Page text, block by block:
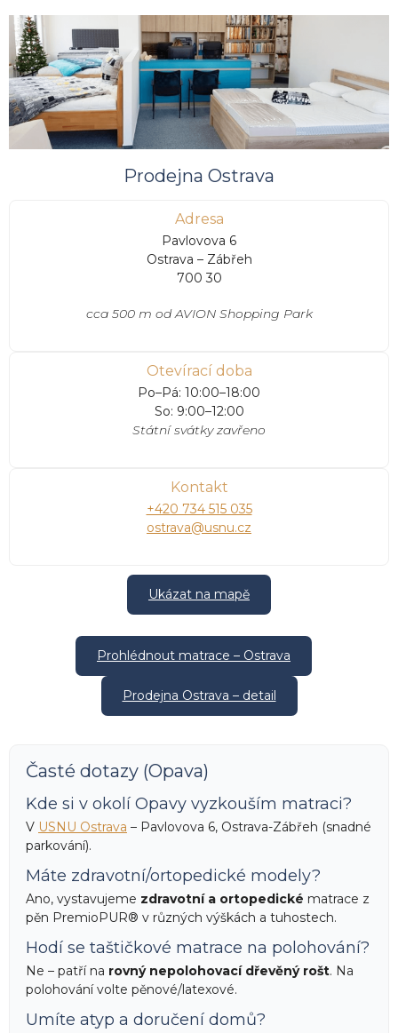
Prodejna Ostrava
Adresa
Pavlovova 6
Ostrava – Zábřeh
700 30
cca 500 m od AVION Shopping Park
Otevírací doba
Po–Pá: 10:00–18:00
So: 9:00–12:00
Státní svátky zavřeno
Kontakt
+420 734 515 035
ostrava@usnu.cz
Ukázat na mapě
Prohlédnout matrace – Ostrava
Prodejna Ostrava – detail
Časté dotazy (Opava)
Kde si v okolí Opavy vyzkouším matraci?
V USNU Ostrava – Pavlovova 6, Ostrava-Zábřeh (snadné
parkování).
Máte zdravotní/ortopedické modely?
Ano, vystavujeme zdravotní a ortopedické matrace z
pěn PremioPUR® v různých výškách a tuhostech.
Hodí se taštičkové matrace na polohování?
Ne – patří na rovný nepolohovací dřevěný rošt. Na
polohování volte pěnové/latexové.
Umíte atyp a doručení domů?